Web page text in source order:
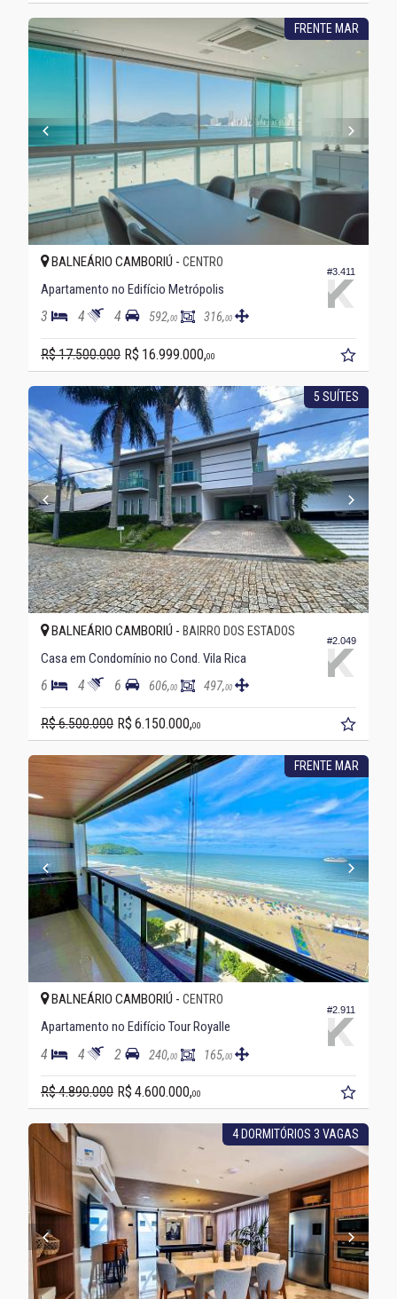
FRENTE MAR
#3.411
BALNEÁRIO CAMBORIÚ - CENTRO
Apartamento no Edifício Metrópolis
3 4 4 592,00 316,00
R$ 17.500.000 R$ 16.999.000,00
5 SUÍTES
#2.049
BALNEÁRIO CAMBORIÚ - BAIRRO DOS ESTADOS
Casa em Condomínio no Cond. Vila Rica
6 4 6 606,00 497,00
R$ 6.500.000 R$ 6.150.000,00
FRENTE MAR
#2.911
BALNEÁRIO CAMBORIÚ - CENTRO
Apartamento no Edifício Tour Royalle
4 4 2 240,00 165,00
R$ 4.890.000 R$ 4.600.000,00
4 DORMITÓRIOS 3 VAGAS